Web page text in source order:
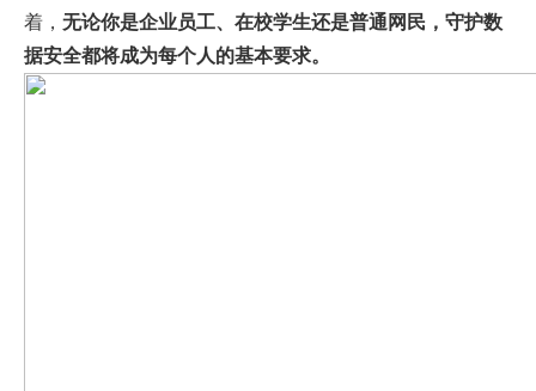
着， 无论你是企业员工、在校学生还是普通网民，守护数
据安全都将成为每个人的基本要求。